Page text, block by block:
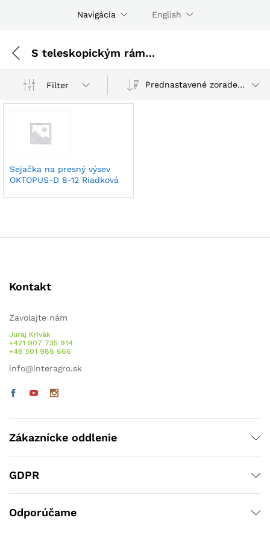
Navigácia English
S teleskopickým rámom model VPKT, VPKT-D s medziriadkovým nastavovaním vzdialenosti
Filter Prednastavené zoradenie
Sejačka na presný výsev
OKTOPUS-D 8-12 Riadková
Kontakt
Zavolajte nám
Juraj Krivák
+421 907 735 914
+48 501 988 666
info@interagro.sk
Zákaznícke oddlenie
GDPR
Odporúčame